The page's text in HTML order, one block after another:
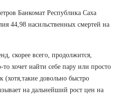
Банкомат Республика Саха
44,98 насильственных смертей на
скорее всего, продолжится,
хочет найти себе пару или просто
(хотя,такие довольно быстро
на дальнейший рост цен на